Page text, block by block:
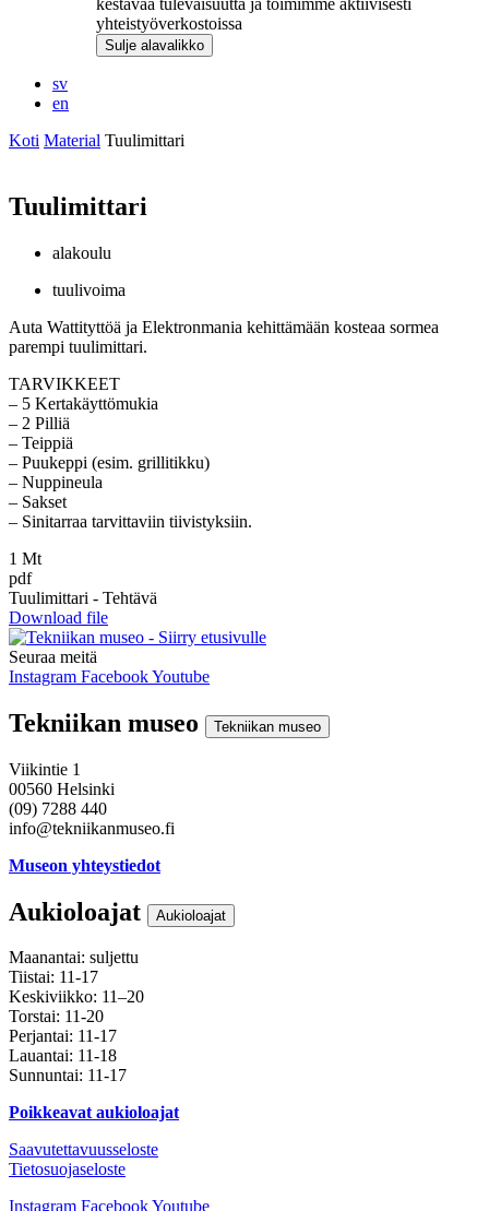
kestävää tulevaisuutta ja toimimme aktiivisesti
yhteistyöverkostoissa
Sulje alavalikko
sv
en
Koti Material Tuulimittari
Tuulimittari
alakoulu
tuulivoima
Auta Wattityttöä ja Elektronmania kehittämään kosteaa sormea
parempi tuulimittari.
TARVIKKEET
– 5 Kertakäyttömukia
– 2 Pilliä
– Teippiä
– Puukeppi (esim. grillitikku)
– Nuppineula
– Sakset
– Sinitarraa tarvittaviin tiivistyksiin.
1 Mt
pdf
Tuulimittari - Tehtävä
Download file
Seuraa meitä
Instagram FacebookYoutube
Tekniikan museo Tekniikan museo
Viikintie 1
00560 Helsinki
(09) 7288 440
info@tekniikanmuseo.fi
Museon yhteystiedot
Aukioloajat Aukioloajat
Maanantai: suljettu
Tiistai: 11-17
Keskiviikko: 11–20
Torstai: 11-20
Perjantai: 11-17
Lauantai: 11-18
Sunnuntai: 11-17
Poikkeavat aukioloajat
Saavutettavuusseloste
Tietosuojaseloste
Instagram FacebookYoutube